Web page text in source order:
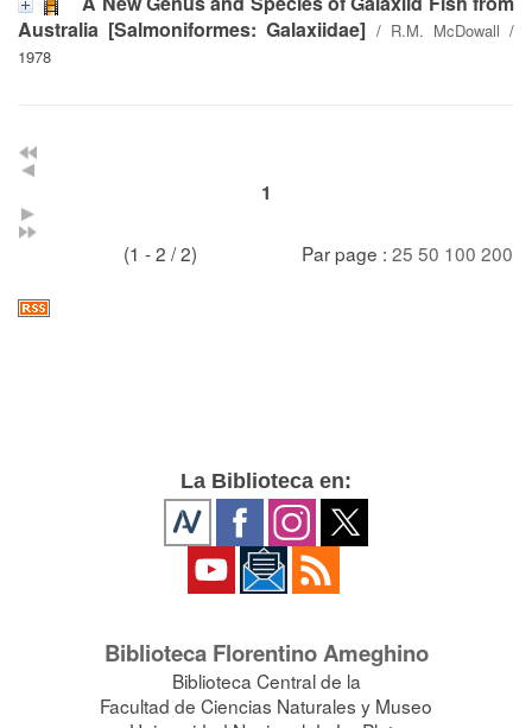
Australia [Salmoniformes: Galaxiidae] / R.M. McDowall /
1978
1
(1 - 2 / 2) Par page : 25 50 100 200
La Biblioteca en:
Biblioteca Florentino Ameghino
Biblioteca Central de la
Facultad de Ciencias Naturales y Museo